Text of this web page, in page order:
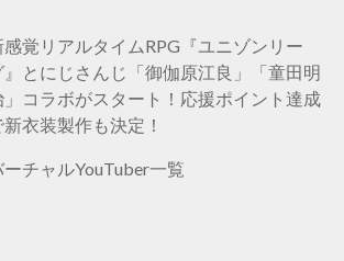
感覚リアルタイムRPG『ユニゾンリー
』とにじさんじ「御伽原江良」「童田明
」コラボがスタート！応援ポイント達成
新衣装製作も決定！
ーチャルYouTuber一覧